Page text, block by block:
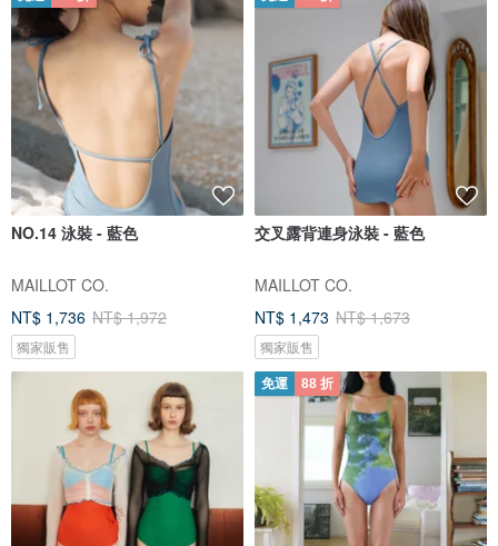
NO.14 泳裝 - 藍色
MAILLOT CO.
NT$ 1,736 NT$ 1,972
獨家販售
交叉露背連身泳裝 - 藍色
MAILLOT CO.
NT$ 1,473 NT$ 1,673
獨家販售
免運 88 折